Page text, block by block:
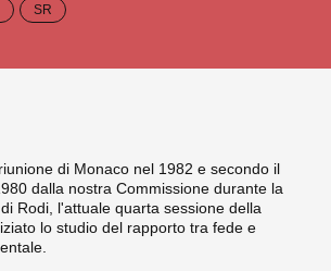
SR
di Monaco nel 1982 e secondo il
dalla nostra Commissione durante la
Rodi, l'attuale quarta sessione della
lo studio del rapporto tra fede e